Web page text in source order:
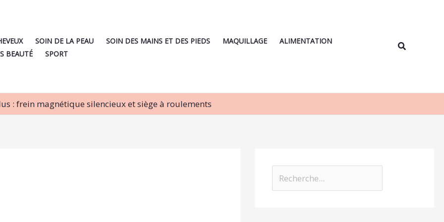
SOIN DE LA PEAU SOIN DES MAINS ET DES PIEDS MAQUILLAGE
ALIMENTATION
BEAUTÉ
SPORT
: frein magnétique silencieux et siège à roulements